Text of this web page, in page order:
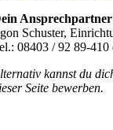
Schuster,
08403 / 92 89-
kannst du
Seite bewerben.